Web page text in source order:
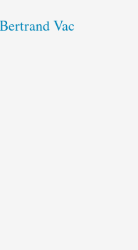
Vac